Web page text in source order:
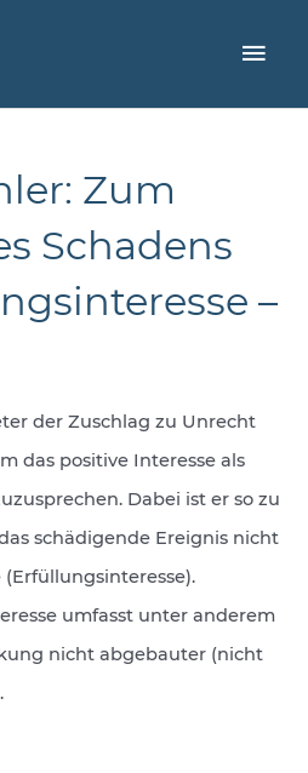
Zum
Schadens
–
der Zuschlag zu Unrecht
das positive Interesse als
Dabei ist er so zu
schädigende Ereignis nicht
umfasst unter anderem
nicht abgebauter (nicht